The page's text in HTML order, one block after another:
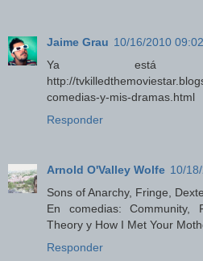
Jaime Grau 10/16/2010
Ya está
http://
comedias-y-mis-dramas.html
Responder
Arnold O'Valley Wolfe 10/
Sons of Anarchy, Fringe,
En comedias:
Theory y How I Met Your
Responder